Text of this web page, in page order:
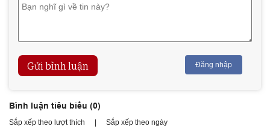
Gửi bình luận Đăng nhập
Bình luận tiêu biểu (0)
Sắp xếp theo lượt thích Sắp xếp theo ngày